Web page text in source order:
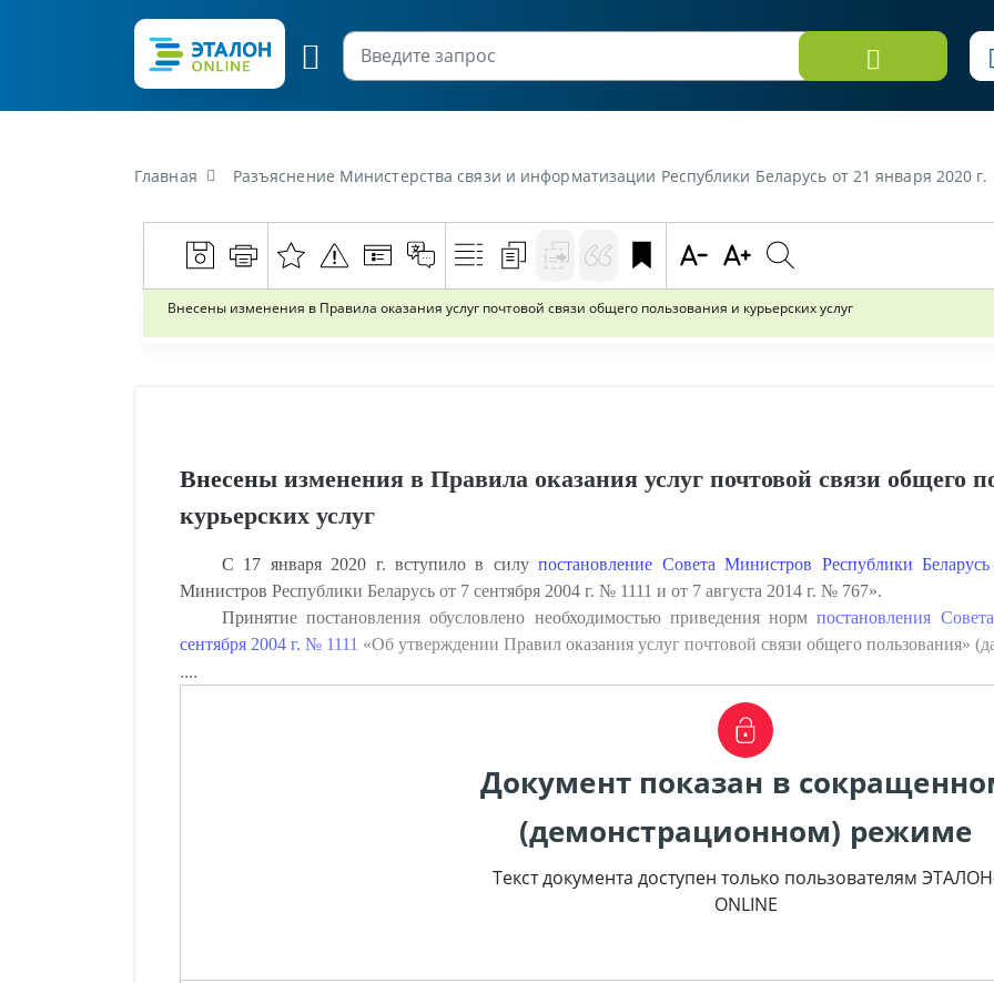
Главная Разъяснение Министерства связи и информатизации Республики Беларусь от 21 января 2020 г. «Внесены изменения в Правила
Внесены изменения в Правила оказания услуг почтовой связи общего пользования и курьерских услуг
Внесены изменения в Правила оказания услуг почтовой связи общего
курьерских услуг
С 17 января 2020 г. вступило в силупостановление Совета Министров Республики Беларусь
Министров Республики Беларусь от 7 сентября 2004 г. № 1111 и от 7 августа 2014 г. № 767».
Принятие постановления обусловлено необходимостью приведения нормпостановления
сентября 2004 г. № 1111 «Об утверждении Правил оказания услуг почтовой связи общего пользования»
....
Документ показан в
(демонстрационном) режиме
Текст документа доступен только пользователям
ONLINE